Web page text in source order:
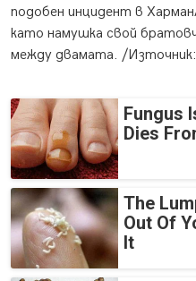
подобен инцидент в
като намушка свой
между двамата. /
Fungus
Dies
The
Out Of
It